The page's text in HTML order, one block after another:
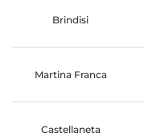
Brindisi
Martina Franca
Castellaneta